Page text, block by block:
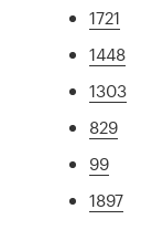
1721
1448
1303
829
99
1897